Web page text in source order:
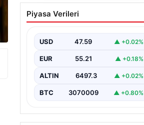
FED faiz kararı ne zaman
açıklanacak? Nisan ayı
Piyasa Verileri
USD 47.59 ▲ +0.02%
EUR 55.21 ▲ +0.18%
ALTIN 6497.3 ▲ +0.02%
BTC 3070009 ▲ +0.80%